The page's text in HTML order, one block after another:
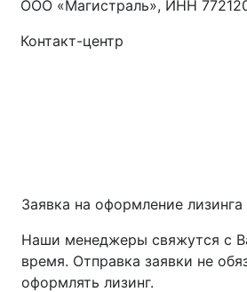
ООО «Магистраль», ИНН
Контакт-центр
Заявка на оформление лизинга
Наши менеджеры свяжутся с
время. Отправка заявки не
оформлять лизинг.